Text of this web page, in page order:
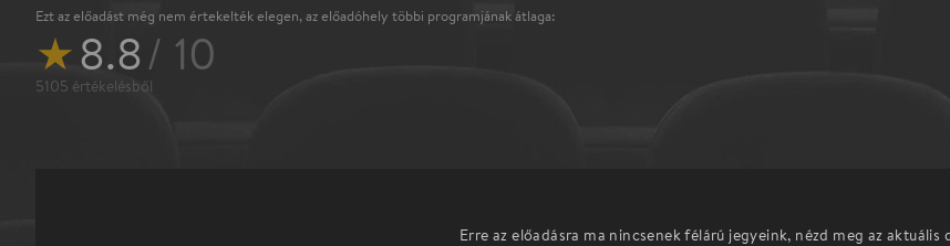
Ezt az előadást még nem értekelték elegen, az előadóhely többi programjának átlaga:
★8.8/ 10
5105 értékelésből
Erre az előadásra ma nincsenek félárú jegyeink, nézd meg az aktuális